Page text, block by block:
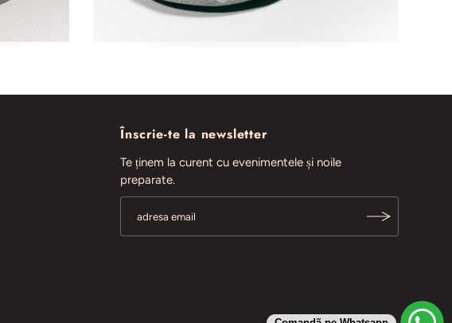
Înscrie-te la newsletter
Te ținem la curent cu evenimentele și noile
preparate.